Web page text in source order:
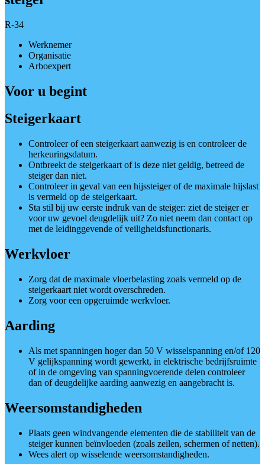
R-34
Werknemer
Organisatie
Arboexpert
Voor u begint
Steigerkaart
Controleer of een steigerkaart aanwezig is en controleer de
herkeuringsdatum.
Ontbreekt de steigerkaart of is deze niet geldig, betreed de
steiger dan niet.
Controleer in geval van een hijssteiger of de maximale hijslast
is vermeld op de steigerkaart.
Sta stil bij uw eerste indruk van de steiger: ziet de steiger er
voor uw gevoel deugdelijk uit? Zo niet neem dan contact op
met de leidinggevende of veiligheidsfunctionaris.
Werkvloer
Zorg dat de maximale vloerbelasting zoals vermeld op de
steigerkaart niet wordt overschreden.
Zorg voor een opgeruimde werkvloer.
Aarding
Als met spanningen hoger dan 50 V wisselspanning en/of 120
V gelijkspanning wordt gewerkt, in elektrische bedrijfsruimte
of in de omgeving van spanningvoerende delen controleer
dan of deugdelijke aarding aanwezig en aangebracht is.
Weersomstandigheden
Plaats geen windvangende elementen die de stabiliteit van de
steiger kunnen beïnvloeden (zoals zeilen, schermen of netten).
Wees alert op wisselende weersomstandigheden.